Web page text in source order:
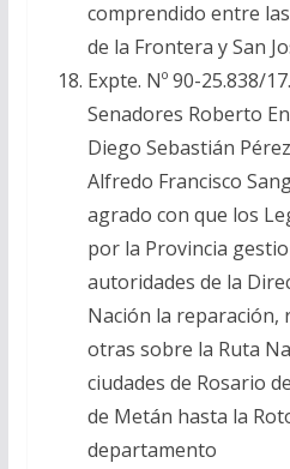
comprendido entre
de la Frontera y San
Expte. Nº 90-25.838/
Senadores Roberto
Diego Sebastián
Alfredo Francisco
agrado con que los
por la Provincia
autoridades de la
Nación la reparación,
otras sobre la Ruta
ciudades de Rosario
de Metán hasta la
departamento